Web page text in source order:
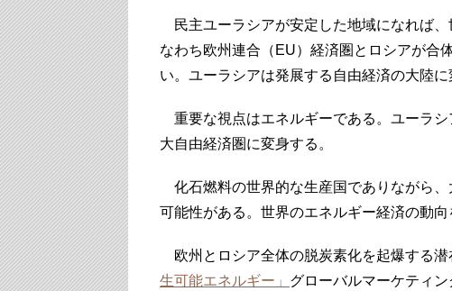
民主ユーラシアが安定した地域になれば
なわち欧州連合（EU）経済圏とロシアが合
い。ユーラシアは発展する自由経済の大陸
重要な視点はエネルギーである。ユーラ
大自由経済圏に変身する。
化石燃料の世界的な生産国でありながら
可能性がある。世界のエネルギー経済の動向
欧州とロシア全体の脱炭素化を起爆する潜
生可能エネルギー」 グローバルマーケティ